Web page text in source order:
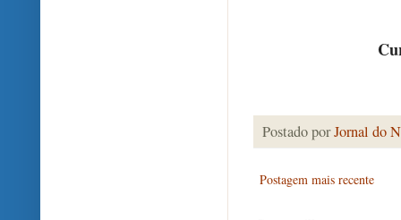
Postado porJornal do
Postagem mais recente